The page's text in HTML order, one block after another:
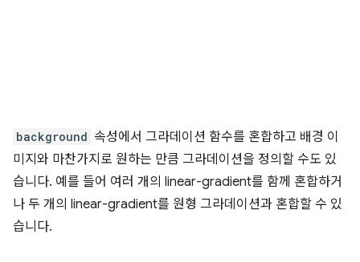
background 속성에서 그라데이션 함수를 혼합하고 배경 이
미지와 마찬가지로 원하는 만큼 그라데이션을 정의할 수도 있
습니다. 예를 들어 여러 개의 linear-gradient를 함께 혼합하거
나 두 개의 linear-gradient를 원형 그라데이션과 혼합할 수 있
습니다.